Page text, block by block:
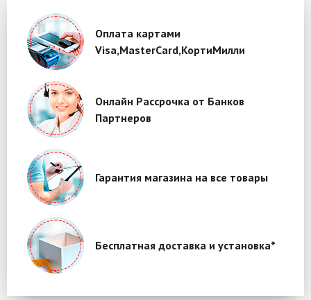
Оплата картами
Visa,MasterCard,КортиМилли
Онлайн Рассрочка от Банков
Партнеров
Гарантия магазина на все товары
Бесплатная доставка и установка*